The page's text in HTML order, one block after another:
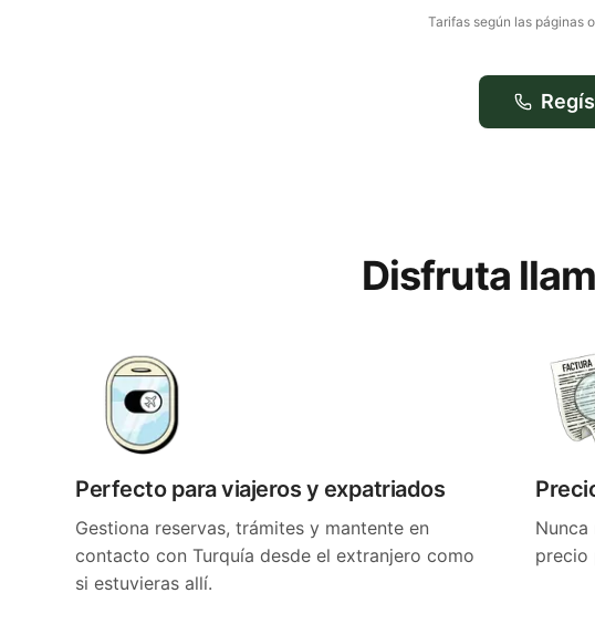
Tarifas según las páginas
Disfruta
Perfecto para viajeros y expatriados
Gestiona reservas, trámites y mantente en
contacto con Turquía desde el extranjero como
si estuvieras allí.
precio